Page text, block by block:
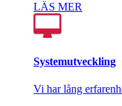
LÄS MER
Systemutveckling
Vi har lång